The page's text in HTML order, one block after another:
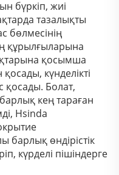
бүркіп, жиі
тазалықты
бөлмесінің
құрылғыларына
қосымша
күнделікті
қосады. Болат,
кең тараған
Hsinda
барлық өндірістік
күрделі пішіндерге